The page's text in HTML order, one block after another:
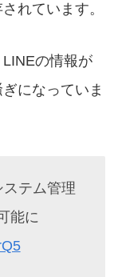
れています。
の情報が
になっていま
ステム管理
能に